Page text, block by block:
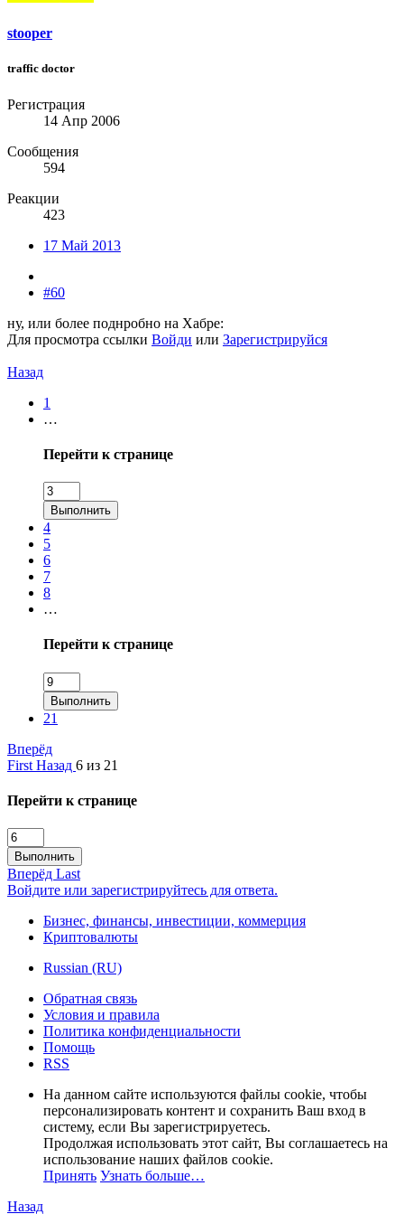
stooper
traffic doctor
Регистрация
14 Апр 2006
Сообщения
594
Реакции
423
17 Май 2013
#60
ну, или более поднробно на Хабре:
Для просмотра ссылки Войди или Зарегистрируйся
Назад
1
…
Перейти к странице
Выполнить
4
5
6
7
8
…
Перейти к странице
Выполнить
21
Вперёд
First Назад 6 из 21
Перейти к странице
Выполнить
Вперёд Last
Войдите или зарегистрируйтесь для ответа.
Бизнес, финансы, инвестиции, коммерция
Криптовалюты
Russian (RU)
Обратная связь
Условия и правила
Политика конфиденциальности
Помощь
RSS
На данном сайте используются файлы cookie, чтобы
персонализировать контент и сохранить Ваш вход в
систему, если Вы зарегистрируетесь.
Продолжая использовать этот сайт, Вы соглашаетесь на
использование наших файлов cookie.
Принять Узнать больше…
Назад